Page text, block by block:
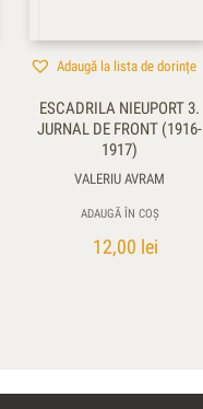
Adaugă la lista de dorințe
ESCADRILA NIEUPORT 3.
JURNAL DE FRONT (1916-
1917)
VALERIU AVRAM
ADAUGĂ ÎN COȘ
12,00 lei